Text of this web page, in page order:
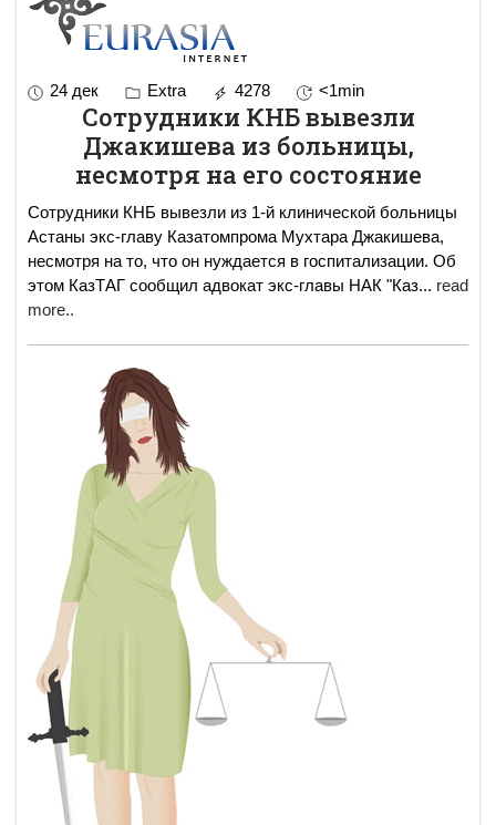
24 дек Extra 4278 <1min
Сотрудники КНБ вывезли
Джакишева из больницы,
несмотря на его состояние
Сотрудники КНБ вывезли из 1-й клинической больницы
Астаны экс-главу Казатомпрома Мухтара Джакишева,
несмотря на то, что он нуждается в госпитализации. Об
этом КазТАГ сообщил адвокат экс-главы НАК "Каз... read
more..